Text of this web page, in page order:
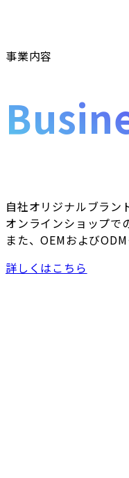
事業内容
自社オリジナルブラン
オンラインショップで
また、OEMおよびODM
詳しくはこちら